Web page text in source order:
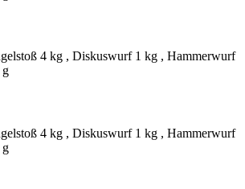
4 kg , Diskuswurf 1 kg , Hammerwurf
g
4 kg , Diskuswurf 1 kg , Hammerwurf
g